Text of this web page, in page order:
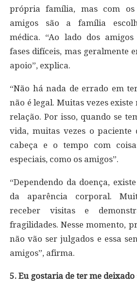
própria família, mas com os
amigos são a família
médica. “Ao lado dos
fases difíceis, mas geralmente
apoio”, explica.
“Não há nada de errado em
não é legal. Muitas vezes
relação. Por isso, quando se
vida, muitas vezes o paciente
cabeça e o tempo com
especiais, como os amigos”.
“Dependendo da doença,
da aparência corporal.
receber visitas e
fragilidades. Nesse momento,
não vão ser julgados e essa
amigos”, afirma.
5. Eu gostaria de ter me